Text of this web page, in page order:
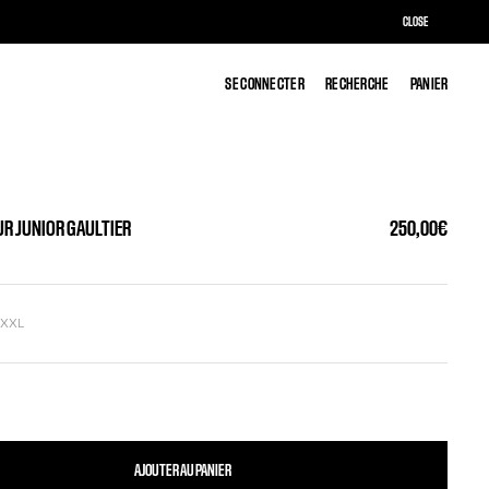
SE CONNECTER RECHERCHE PANIER
SE CONNECTER RECHERCHE PANIER
JUNIOR GAULTIER 250,00€
XXL
AJOUTER AU PANIER
CLOSE